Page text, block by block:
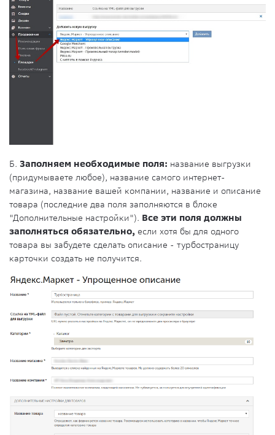
Б. Заполняем необходимые поля: название выгрузки
(придумываете любое), название самого интернет-
магазина, название вашей компании, название и описание
товара (последние два поля заполняются в блоке
"Дополнительные настройки"). Все эти поля должны
заполняться обязательно, если хотя бы для одного
товара вы забудете сделать описание - турбостраницу
карточки создать не получится.